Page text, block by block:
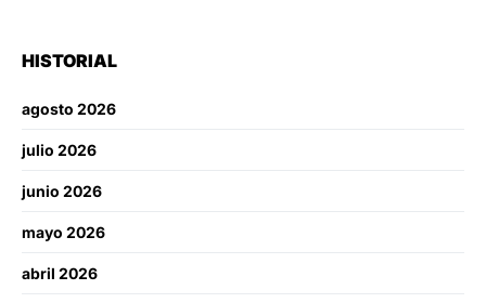
HISTORIAL
agosto 2026
julio 2026
junio 2026
mayo 2026
abril 2026